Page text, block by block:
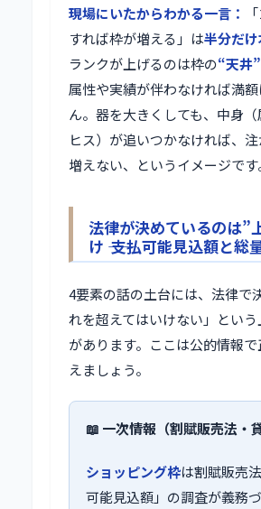
現場にいたからわかる一言：
すれば枠が増える」は半分だ
ランクが上げるのは枠の“天井”
属性や実績が伴わなければ満
ん。器を大きくしても、中身
ヒス）が追いつかなければ、
増えない、というイメージです
法律が決めているのは”
け ―― 支払可能見込額と総
4要素の話の土台には、法律で
れを超えてはいけない」とい
があります。ここは公的情報
えましょう。
📖 一次情報（割賦販売法・
ショッピング枠は割賦販売
可能見込額」の調査が義務づ